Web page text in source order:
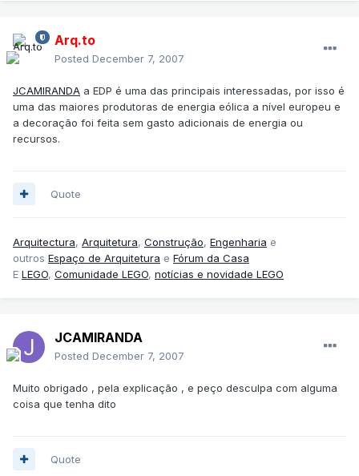
Arq.to
Posted December 7, 2007
JCAMIRANDA a EDP é uma das principais interessadas, por isso é
uma das maiores produtoras de energia eólica a nível europeu e
a decoração foi feita sem gasto adicionais de energia ou
recursos.
Quote
Arquitectura, Arquitetura, Construção, Engenharia e
outros Espaço de Arquitetura e Fórum da Casa
E LEGO, Comunidade LEGO, notícias e novidade LEGO
JCAMIRANDA
Posted December 7, 2007
Muito obrigado , pela explicação , e peço desculpa com alguma
coisa que tenha dito
Quote